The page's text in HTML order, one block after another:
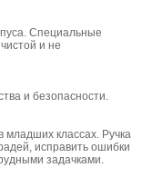
Специальные
и не
и безопасности.
младших классах. Ручка
исправить ошибки
задачками.